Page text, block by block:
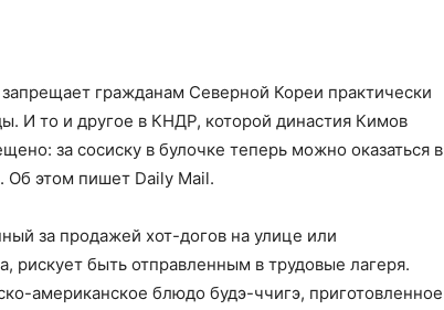
гражданам Северной Кореи практически
И то и другое в КНДР, которой династия Кимов
за сосиску в булочке теперь можно оказаться в
этом пишет Daily Mail.
за продажей хот-догов на улице или
рискует быть отправленным в трудовые лагеря.
американское блюдо будэ-ччигэ, приготовленное